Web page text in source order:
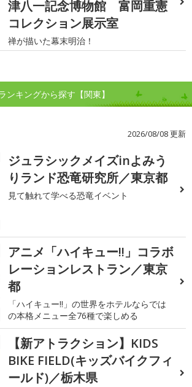
津八一記念博物館 富岡重憲
コレクション展示室
禅が描いた幕末明治！
ンキングから探す【関東】
2026/08/08 更新
ジュラシックメイズinよみう
りランド恐竜研究所／東京都
見て触れて学べる恐竜イベント
アニメ「ハイキュー!!」コラボ
レーションレストラン／東京
都
「ハイキュー!!」の世界をホテルならでは
の本格メニュー全76種で楽しめる
【新アトラクション】KIDS
BIKE FIELD(キッズバイクフィ
ールド)／栃木県